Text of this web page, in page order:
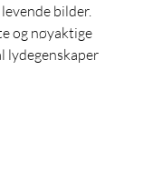
bilder.
og nøyaktige
lydegenskaper